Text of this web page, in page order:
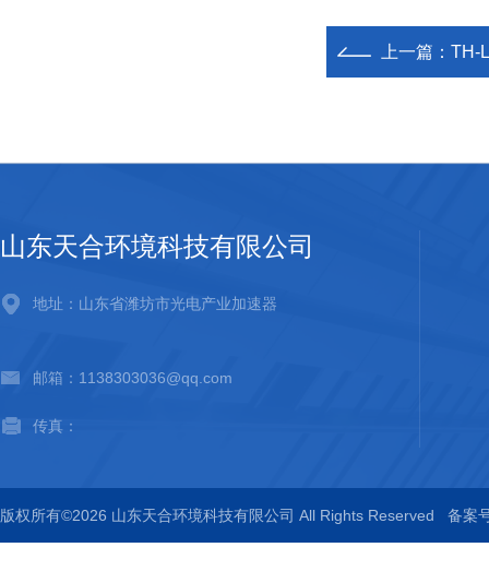
上一篇： TH-
山东天合环境科技有限公司
地址：山东省潍坊市光电产业加速器
邮箱：1138303036@qq.com
传真：
版权所有©2026 山东天合环境科技有限公司 All Rights Reserved 备案